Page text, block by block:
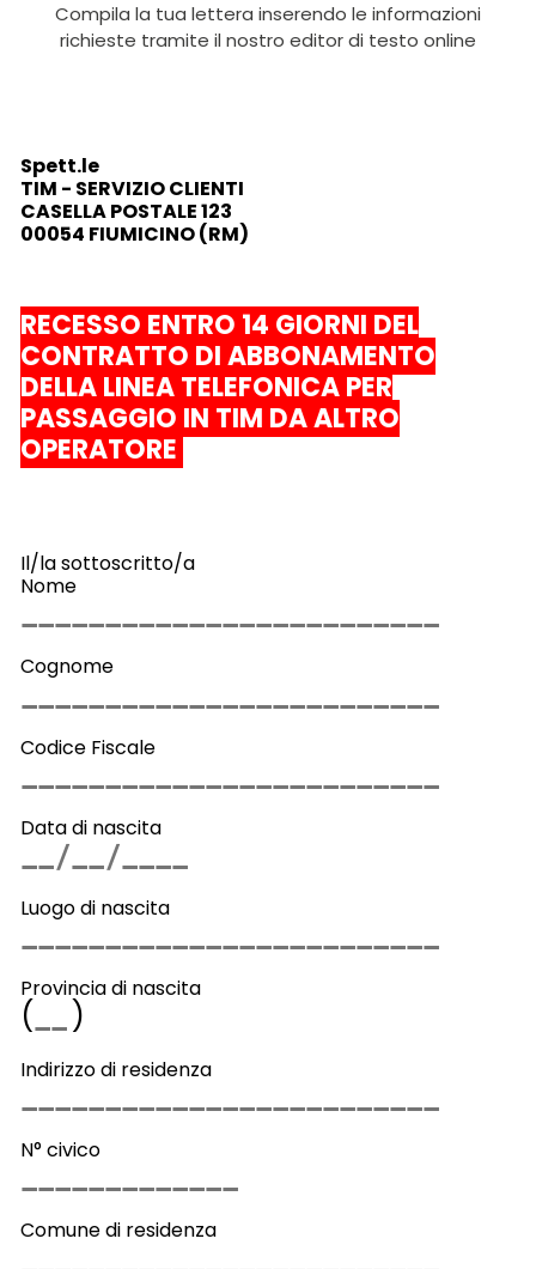
Compila la tua lettera inserendo le informazioni
richieste tramite il nostro editor di testo online
Spett.le
TIM - SERVIZIO CLIENTI
CASELLA POSTALE 123
00054 FIUMICINO (RM)
RECESSO ENTRO 14 GIORNI DEL
CONTRATTO DI ABBONAMENTO
DELLA LINEA TELEFONICA PER
PASSAGGIO IN TIM DA ALTRO
OPERATORE
Il/la sottoscritto/a
Nome
Cognome
Codice Fiscale
Data di nascita
Luogo di nascita
Provincia di nascita
( )
Indirizzo di residenza
N° civico
Comune di residenza